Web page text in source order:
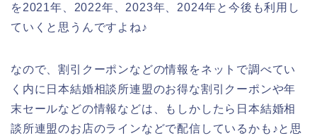
を2021年、2022年、2023年、2024年と今後も利用し
ていくと思うんですよね♪
なので、割引クーポンなどの情報をネットで調べてい
く内に日本結婚相談所連盟のお得な割引クーポンや年
末セールなどの情報などは、もしかしたら日本結婚相
談所連盟のお店のラインなどで配信しているかも♪と思